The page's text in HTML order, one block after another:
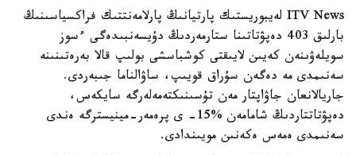
ITV News لەيبوريستىك پارتيانىڭ پارلامەنتتىك فراكسياسىنىڭ
بارلىق 403 دەپۋتاتىنا ستارمەردىڭ دۇيسەنبىدەگى ءسوز
سويلەۋىنەن كەيىن لايىقتى كوشباسشى بولىپ قالا بەرەتىنىنە
سەنىمدى مە دەگەن سۇراق قويىپ، ساۋالناما جىبەردى.
جاريالانعان جاۋاپتار مەن تۇسىنىكتەمەلەرگە سايكەس،
دەپۋتاتتاردىڭ شامامەن %15- ى پرەمەر-مينيسترگە ەندى
سەنىمدى ەمەس ەكەنىن مويىندادى.